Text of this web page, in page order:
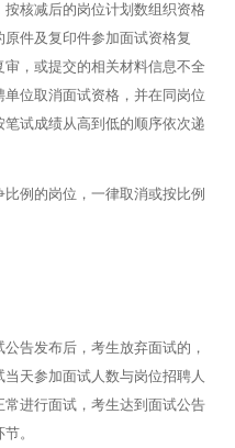
核减后的岗位计划数组织资格
件及复印件参加面试资格复
，或提交的相关材料信息不全
位取消面试资格，并在同岗位
试成绩从高到低的顺序依次递
例的岗位，一律取消或按比例
告发布后，考生放弃面试的，
天参加面试人数与岗位招聘人
进行面试，考生达到面试公告
。